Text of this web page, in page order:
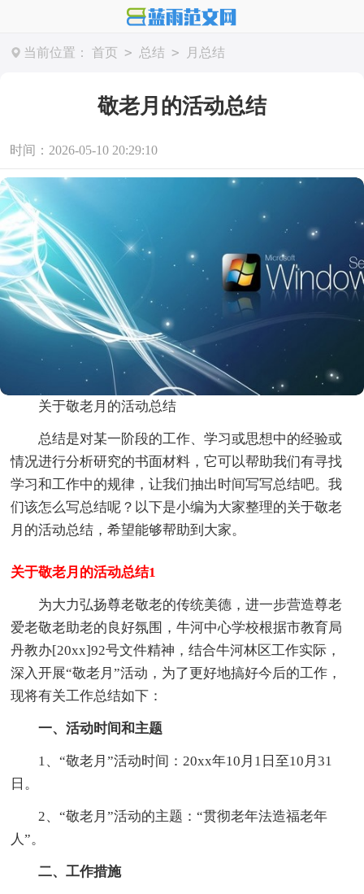
当前位置： 首页 > 总结 > 月总结
敬老月的活动总结
时间：2026-05-10 20:29:10
关于敬老月的活动总结
总结是对某一阶段的工作、学习或思想中的经验或
情况进行分析研究的书面材料，它可以帮助我们有寻找
学习和工作中的规律，让我们抽出时间写写总结吧。我
们该怎么写总结呢？以下是小编为大家整理的关于敬老
月的活动总结，希望能够帮助到大家。
关于敬老月的活动总结1
为大力弘扬尊老敬老的传统美德，进一步营造尊老
爱老敬老助老的良好氛围，牛河中心学校根据市教育局
丹教办[20xx]92号文件精神，结合牛河林区工作实际，
深入开展“敬老月”活动，为了更好地搞好今后的工作，
现将有关工作总结如下：
一、活动时间和主题
1、“敬老月”活动时间：20xx年10月1日至10月31
日。
2、“敬老月”活动的主题：“贯彻老年法造福老年
人”。
二、工作措施